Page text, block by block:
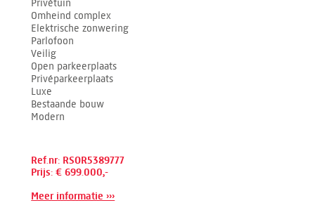
Privétuin
Omheind complex
Elektrische zonwering
Parlofoon
Veilig
Open parkeerplaats
Privéparkeerplaats
Luxe
Bestaande bouw
Modern
Ref.nr: RSOR5389777
Prijs: € 699.000,-
Meer informatie ›››